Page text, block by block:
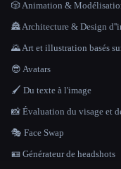
🎲 Animation &
🏯 Architecture & Design
🌄 Art et illustration basés
😎 Avatars
🖌️ Du texte à l'image
📸 Évaluation du visage et
🎭 Face Swap
🪪 Générateur de headshots